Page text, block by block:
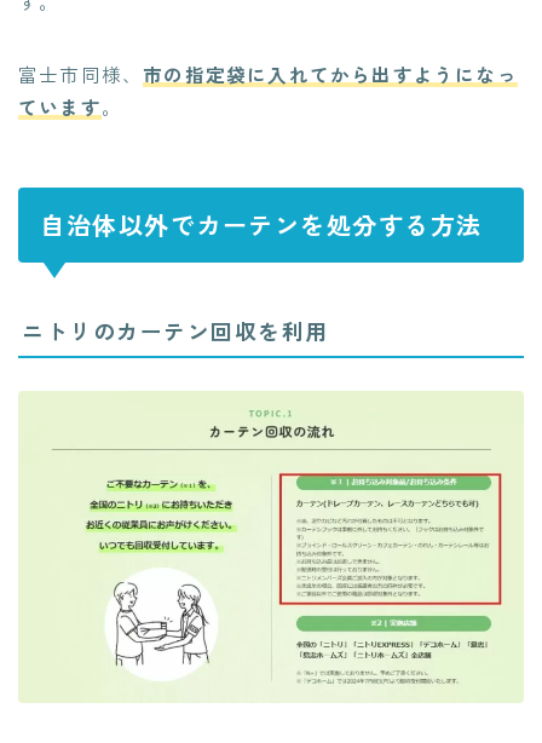
富士市同様、 市の指定袋に入れてから出すようになっ
ています。
自治体以外でカーテンを処分する方法
ニトリのカーテン回収を利用